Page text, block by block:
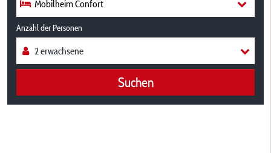
Mobilheim Confort
Anzahl der Personen
Suchen